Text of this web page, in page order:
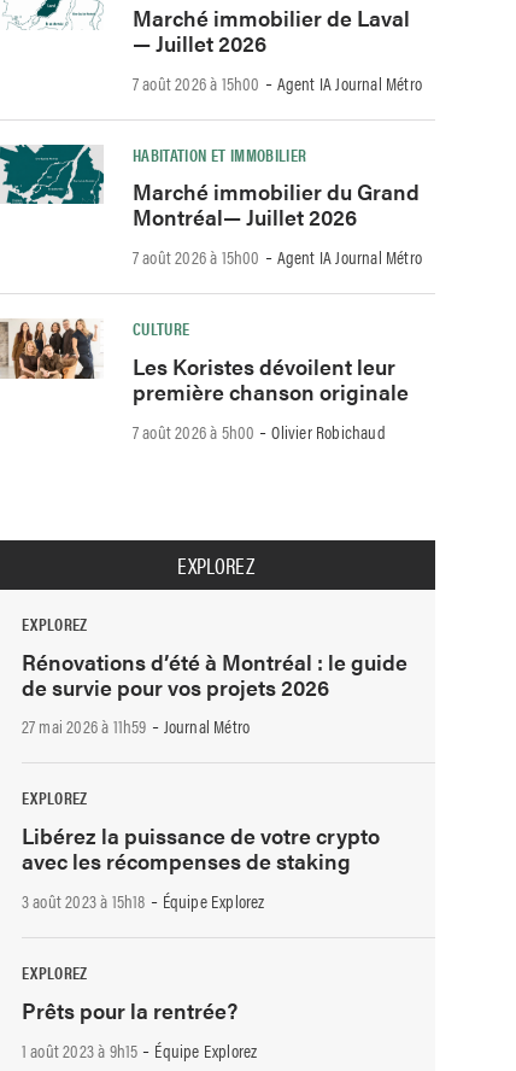
Marché immobilier de Laval
— Juillet 2026
7 août 2026 à 15h00 -Agent IA Journal Métro
HABITATION ET IMMOBILIER
Marché immobilier du Grand
Montréal— Juillet 2026
7 août 2026 à 15h00 -Agent IA Journal Métro
CULTURE
Les Koristes dévoilent leur
première chanson originale
7 août 2026 à 5h00 -Olivier Robichaud
EXPLOREZ
EXPLOREZ
Rénovations d’été à Montréal : le guide
de survie pour vos projets 2026
27 mai 2026 à 11h59 -Journal Métro
EXPLOREZ
Libérez la puissance de votre crypto
avec les récompenses de staking
3 août 2023 à 15h18 - Équipe Explorez
EXPLOREZ
Prêts pour la rentrée?
1 août 2023 à 9h15 - Équipe Explorez